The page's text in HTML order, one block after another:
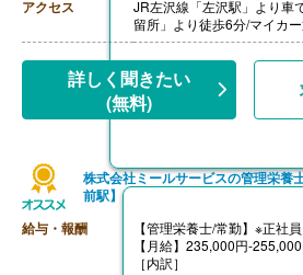
アクセス
JR左沢線「左沢駅」より車
留所」より徒歩6分/マイカ
詳しく聞きたい
(無料)
株式会社ミールサービスの管理栄養
前駅】
給与・報酬
【管理栄養士/常勤】※正社員
【月給】235,000円-
［内訳］